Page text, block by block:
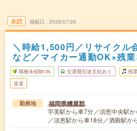
未読 掲載日 2026/07/26
＼時給1,500円／リサイクル
など／マイカー通勤OK×残業
職種未経験OK 交通費別途支給あり 残
派遣
勤務地 福岡県糟屋郡
宇美駅から車7分／須恵中央駅
／須恵駅から車18分／酒殿駅か